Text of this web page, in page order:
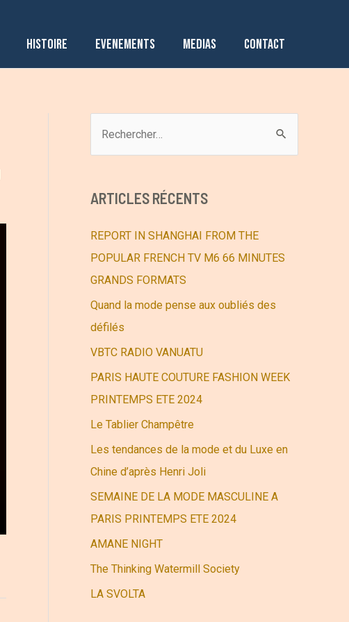
HISTOIRE EVENEMENTS MEDIAS CONTACT
r
c
h
e
r
ARTICLES RÉCENTS
REPORT IN SHANGHAI FROM THE
POPULAR FRENCH TV M6 66 MINUTES
GRANDS FORMATS
Quand la mode pense aux oubliés des
défilés
VBTC RADIO VANUATU
PARIS HAUTE COUTURE FASHION WEEK
PRINTEMPS ETE 2024
Le Tablier Champêtre
Les tendances de la mode et du Luxe en
Chine d’après Henri Joli
SEMAINE DE LA MODE MASCULINE A
PARIS PRINTEMPS ETE 2024
AMANE NIGHT
The Thinking Watermill Society
LA SVOLTA